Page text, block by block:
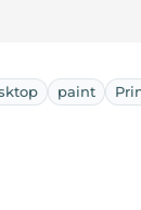
paint